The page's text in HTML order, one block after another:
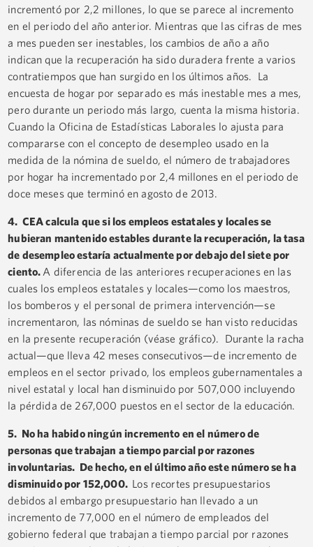
incrementó por 2,2 millones, lo que se parece al incremento
en el periodo del año anterior. Mientras que las cifras de mes
a mes pueden ser inestables, los cambios de año a año
indican que la recuperación ha sido duradera frente a varios
contratiempos que han surgido en los últimos años. La
encuesta de hogar por separado es más inestable mes a mes,
pero durante un periodo más largo, cuenta la misma historia.
Cuando la Oficina de Estadísticas Laborales lo ajusta para
compararse con el concepto de desempleo usado en la
medida de la nómina de sueldo, el número de trabajadores
por hogar ha incrementado por 2,4 millones en el periodo de
doce meses que terminó en agosto de 2013.
4. CEA calcula que si los empleos estatales y locales se
hubieran mantenido estables durante la recuperación, la tasa
de desempleo estaría actualmente por debajo del siete por
ciento. A diferencia de las anteriores recuperaciones en las
cuales los empleos estatales y locales—como los maestros,
los bomberos y el personal de primera intervención—se
incrementaron, las nóminas de sueldo se han visto reducidas
en la presente recuperación (véase gráfico). Durante la racha
actual—que lleva 42 meses consecutivos—de incremento de
empleos en el sector privado, los empleos gubernamentales a
nivel estatal y local han disminuido por 507,000 incluyendo
la pérdida de 267,000 puestos en el sector de la educación.
5. No ha habido ningún incremento en el número de
personas que trabajan a tiempo parcial por razones
involuntarias. De hecho, en el último año este número se ha
disminuido por 152,000. Los recortes presupuestarios
debidos al embargo presupuestario han llevado a un
incremento de 77,000 en el número de empleados del
gobierno federal que trabajan a tiempo parcial por razones